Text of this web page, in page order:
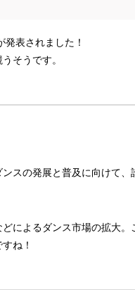
表されました！
そうです。
スの発展と普及に向けて
によるダンス市場の拡大。
ね！